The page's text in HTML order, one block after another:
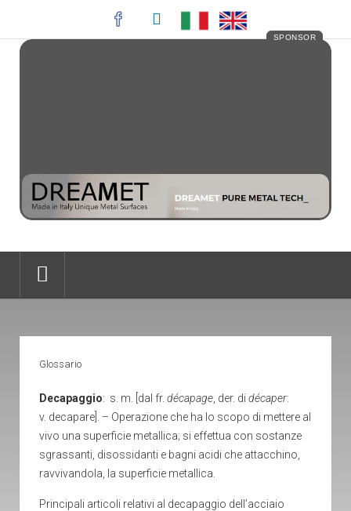
SPONSOR
Glossario
Decapaggio: s. m. [dal fr. décapage , der. di décaper:
v. decapare]. – Operazione che ha lo scopo di mettere al
vivo una superficie metallica; si effettua con sostanze
sgrassanti, disossidanti e bagni acidi che attacchino,
ravvivandola, la superficie metallica.
Principali articoli relativi al decapaggio dell’acciaio